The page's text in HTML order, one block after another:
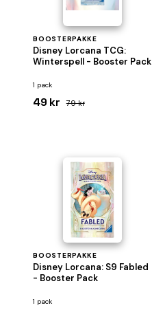
BOOSTERPAKKE
Disney Lorcana TCG:
Winterspell - Booster Pack
1 pack
49 kr 79 kr
BOOSTERPAKKE
Disney Lorcana: S9 Fabled
- Booster Pack
1 pack